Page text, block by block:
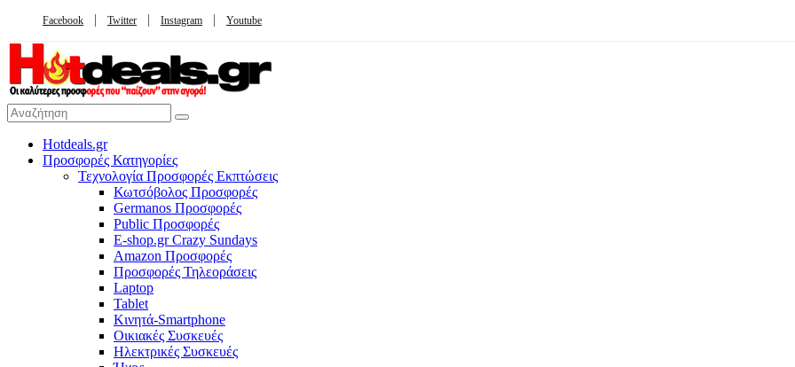
Facebook Twitter Instagram Youtube
Hotdeals.gr
Προσφορές Κατηγορίες
Τεχνολογία Προσφορές Εκπτώσεις
Κωτσόβολος Προσφορές
Germanos Προσφορές
Public Προσφορές
E-shop.gr Crazy Sundays
Amazon Προσφορές
Προσφορές Τηλεοράσεις
Laptop
Tablet
Κινητά-Smartphone
Οικιακές Συσκευές
Hλεκτρικές Συσκευές